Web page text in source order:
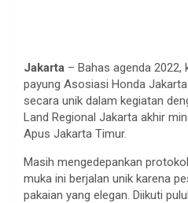
Jakarta – Bahas agenda
payung Asosiasi Honda
secara unik dalam kegiatan
Land Regional Jakarta akhir
Apus Jakarta Timur.
Masih mengedepankan
muka ini berjalan unik karena
pakaian yang elegan. Diikuti